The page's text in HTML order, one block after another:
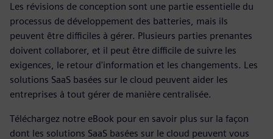
Les révisions de conception sont une partie essentielle du
processus de développement des batteries, mais ils
peuvent être difficiles à gérer. Plusieurs parties prenantes
doivent collaborer, et il peut être difficile de suivre les
exigences, le retour d'information et les changements. Les
solutions SaaS basées sur le cloud peuvent aider les
entreprises à tout gérer de manière centralisée.
Téléchargez notre eBook pour en savoir plus sur la façon
dont les solutions SaaS basées sur le cloud peuvent vous